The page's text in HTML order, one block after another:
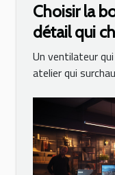
Choisir la
détail qui
Un ventilateur
atelier qui